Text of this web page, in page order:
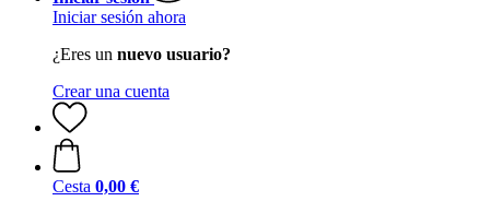
Iniciar sesión ahora
¿Eres un nuevo usuario?
Crear una cuenta
Cesta 0,00 €